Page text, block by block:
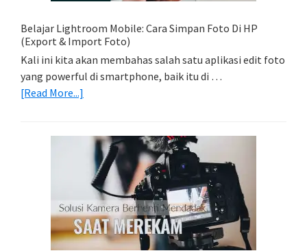
Belajar Lightroom Mobile: Cara Simpan Foto Di HP
(Export & Import Foto)
Kali ini kita akan membahas salah satu aplikasi edit foto
yang powerful di smartphone, baik itu di …
[Read More...]
Mobile:
Cara
Simpan
Foto
Di
HP
(Export